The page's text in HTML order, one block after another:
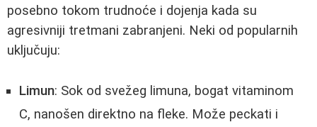
posebno tokom trudnoće i dojenja kada su
agresivniji tretmani zabranjeni. Neki od popularnih
uključuju:
Limun: Sok od svežeg limuna, bogat vitaminom
C, nanošen direktno na fleke. Može peckati i